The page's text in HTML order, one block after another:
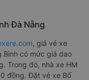
Đà Nẵng
, giá vé xe
Bình có mức giá dao
Trong đó, nhà xe HM
đồng. Đặt vé xe Bố